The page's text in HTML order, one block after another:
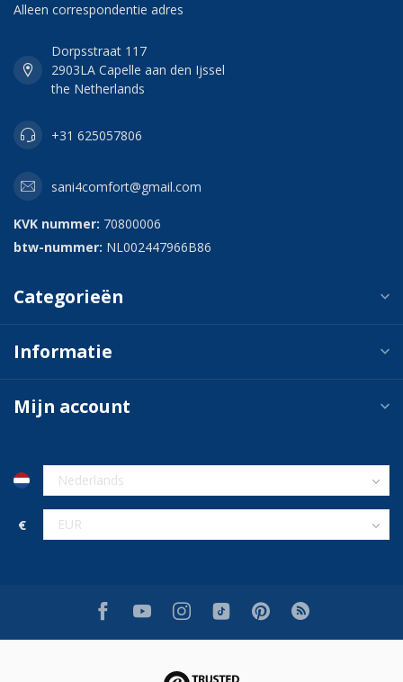
Alleen correspondentie adres
Dorpsstraat 117
2903LA Capelle aan den Ijssel
the Netherlands
+31 625057806
sani4comfort@gmail.com
KVK nummer: 70800006
btw-nummer: NL002447966B86
Categorieën
Informatie
Mijn account
€